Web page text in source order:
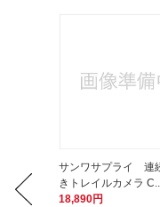
サンワサプライ 連
きトレイルカメラ
18,890円